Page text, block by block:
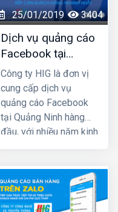
25/01/2019 3404
Dịch vụ quảng cáo
Facebook tại
Quảng Ninh giá rẻ,
uy tín nhất
Công ty HIG là đơn vị
cung cấp dịch vụ
quảng cáo Facebook
tại Quảng Ninh hàng
đầu, với nhiều năm kinh
khách hàng lớn nhỏ ở
Quảng Ninh và toàn
quốc Việt Nam, chúng